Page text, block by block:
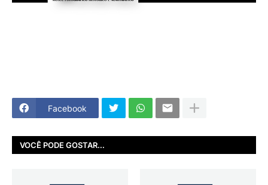
Facebook
VOCÊ PODE GOSTAR...